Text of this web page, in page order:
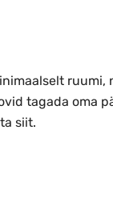
ruumi,
tagada oma
siit.